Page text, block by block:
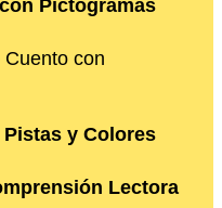
Pictogramas
Cuento con
Pistas y Colores
Lectora